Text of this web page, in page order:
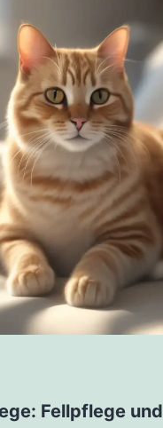
Fellpflege und